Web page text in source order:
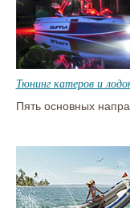
Тюнинг катеров и
Пять основных